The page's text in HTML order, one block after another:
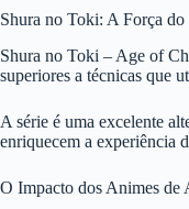
Shura no Toki: A Força
Shura no Toki – Age of
superiores a técnicas que
A série é uma excelente
enriquecem a experiência
O Impacto dos Animes de